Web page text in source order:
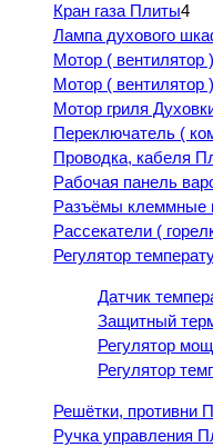
Кран газа Плиты4
Лампа духового
Мотор ( вентилятор
Мотор (
Мотор гриля
Переключатель (
Проводка, кабеля
Рабочая панель
Разъёмы клеммные
Рассекатели (
Регулятор
Датчик
Защитный
Регулятор
Регулятор
Решётки, противни
Ручка управления